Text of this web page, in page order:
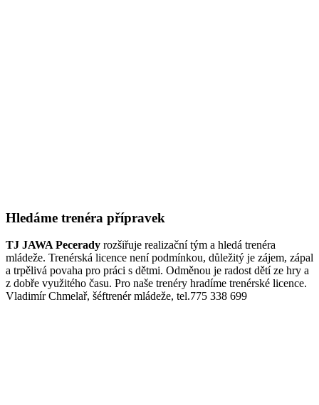
Hledáme trenéra přípravek
TJ JAWA Pecerady rozšiřuje realizační tým a hledá trenéra
mládeže. Trenérská licence není podmínkou, důležitý je zájem, zápal
a trpělivá povaha pro práci s dětmi. Odměnou je radost dětí ze hry a
z dobře využitého času. Pro naše trenéry hradíme trenérské licence.
Vladimír Chmelař, šéftrenér mládeže, tel.775 338 699